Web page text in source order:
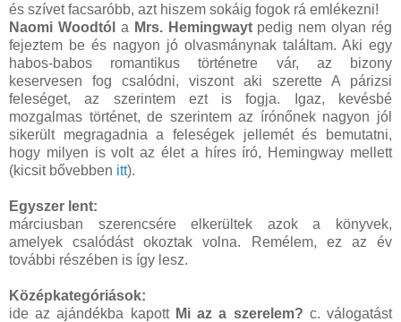
és szívet facsaróbb, azt hiszem sokáig fogok rá emlékezni!
Naomi Woodtól
a Mrs. Hemingwaytpedig nem olyan rég
fejeztem be és nagyon jó olvasmánynak találtam. Aki egy
habos-babos romantikus történetre vár, az bizony
keservesen fog csalódni, viszont aki szerette A párizsi
feleséget, az szerintem ezt is fogja. Igaz, kevésbé
mozgalmas történet, de szerintem az írónőnek nagyon jól
sikerült megragadnia a feleségek jellemét és bemutatni,
hogy milyen is volt az élet a híres író, Hemingway mellett
(kicsit bővebben itt).
Egyszer lent:
márciusban szerencsére elkerültek azok a könyvek,
amelyek csalódást okoztak volna. Remélem, ez az év
további részében is így lesz.
Középkategóriások:
ide az ajándékba kapott Mi az a szerelem? c. válogatást